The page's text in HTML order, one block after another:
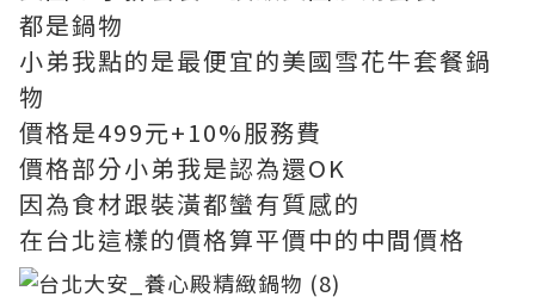
都是鍋物
小弟我點的是最便宜的美國雪花牛套餐鍋
物
價格是499元+10%服務費
價格部分小弟我是認為還OK
因為食材跟裝潢都蠻有質感的
在台北這樣的價格算平價中的中間價格